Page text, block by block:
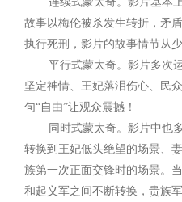
故事以梅伦被杀发生转折，矛
执行死刑，影片的故事情节从
平行式蒙太奇。影片多次运
坚定神情、王妃落泪伤心、民
句“自由”让观众震撼！
同时式蒙太奇。影片中也
转换到王妃低头绝望的场景、
族第一次正面交锋时的场景。
和起义军之间不断转换，贵族